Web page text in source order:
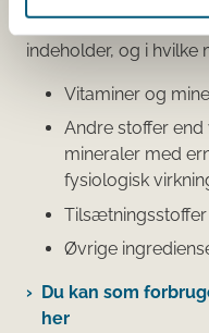
Her kan du bl.a. se,
indeholder, og i hvilke
Vitaminer og
Andre stoffer end
mineraler med
fysiologisk
Tilsætningsstoffer
Øvrige
Du kan som
her